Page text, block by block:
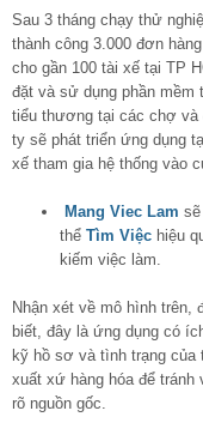
Sau 3 tháng chạy thử
thành công 3.000 đơn
cho gần 100 tài xế tại TP
đặt và sử dụng phần mềm
tiểu thương tại các chợ và
ty sẽ phát triển ứng dụng
xế tham gia hệ thống vào
Mang Viec Lam
thể Tìm Việc hiệu
kiếm việc làm.
Nhận xét về mô hình trên,
biết, đây là ứng dụng có
kỹ hồ sơ và tình trạng của
xuất xứ hàng hóa để tránh
rõ nguồn gốc.